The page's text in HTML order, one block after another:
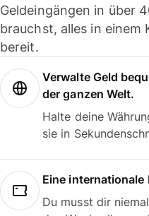
Geldeingängen in über
brauchst, alles in einem
bereit.
Verwalte Geld
der ganzen Welt.
Halte deine
sie in
Eine internationale
Du musst dir